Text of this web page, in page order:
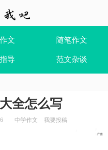
文 随笔作文
导 范文杂谈
全怎么写
中学作文 我要投稿